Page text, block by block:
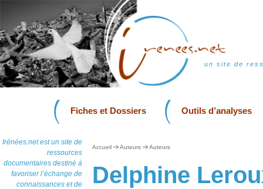
un site de
Fiches et Dossiers Outils d’analyses
Irénées.net est un site de
ressources
documentaires destiné à
favoriser l’échange de
connaissances et de
Accueil Auteurs Auteurs
Delphine